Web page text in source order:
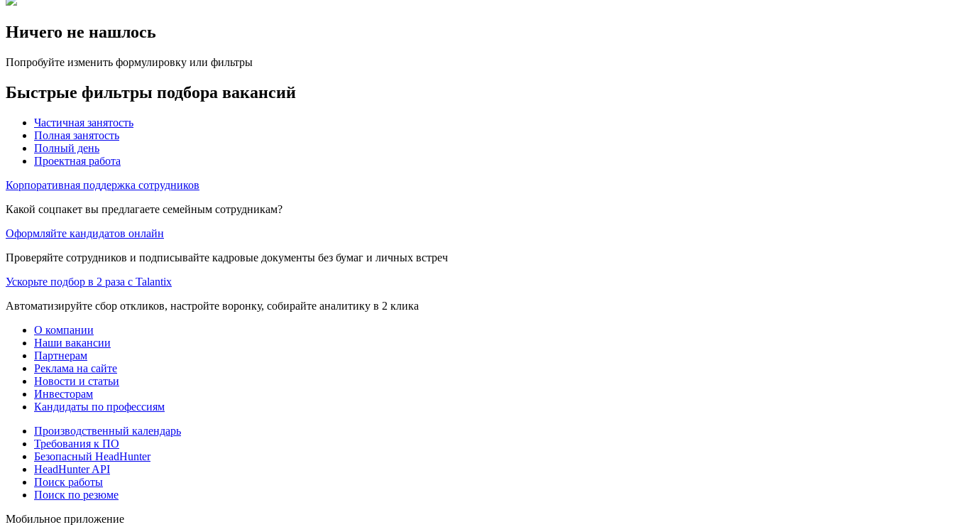
Ничего не нашлось
Попробуйте изменить формулировку или фильтры
Быстрые фильтры подбора вакансий
Частичная занятость
Полная занятость
Полный день
Проектная работа
Корпоративная поддержка сотрудников
Какой соцпакет вы предлагаете семейным сотрудникам?
Оформляйте кандидатов онлайн
Проверяйте сотрудников и подписывайте кадровые документы без бумаг и личных встреч
Ускорьте подбор в 2 раза с Talantix
Автоматизируйте сбор откликов, настройте воронку, собирайте аналитику в 2 клика
О компании
Наши вакансии
Партнерам
Реклама на сайте
Новости и статьи
Инвесторам
Кандидаты по профессиям
Производственный календарь
Требования к ПО
Безопасный HeadHunter
HeadHunter API
Поиск работы
Поиск по резюме
Мобильное приложение